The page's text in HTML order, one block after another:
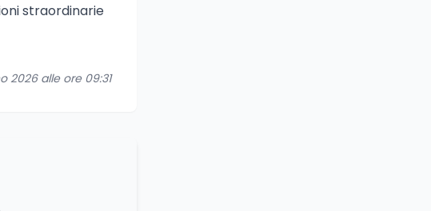
straordinarie
2026 alle ore 09:31